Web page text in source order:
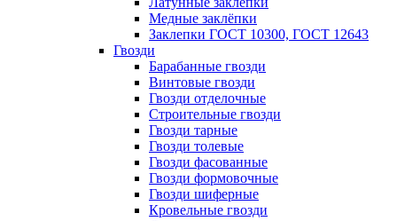
Медные заклёпки
Заклепки ГОСТ 10300, ГОСТ 12643
Гвозди
Барабанные гвозди
Винтовые гвозди
Гвозди отделочные
Строительные гвозди
Гвозди тарные
Гвозди толевые
Гвозди фасованные
Гвозди формовочные
Гвозди шиферные
Кровельные гвозди